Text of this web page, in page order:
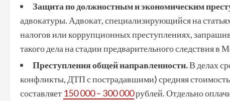
Защита по должностным и экономическим
адвокатуры. Адвокат, специализирующийся на
налогов или коррупционных преступлениях,
такого дела на стадии предварительного следствия
Преступления общей направленности.В делах
конфликты, ДТП с пострадавшими) средняя стоимость
составляет 150 000 – 300 000рублей. Отдельно